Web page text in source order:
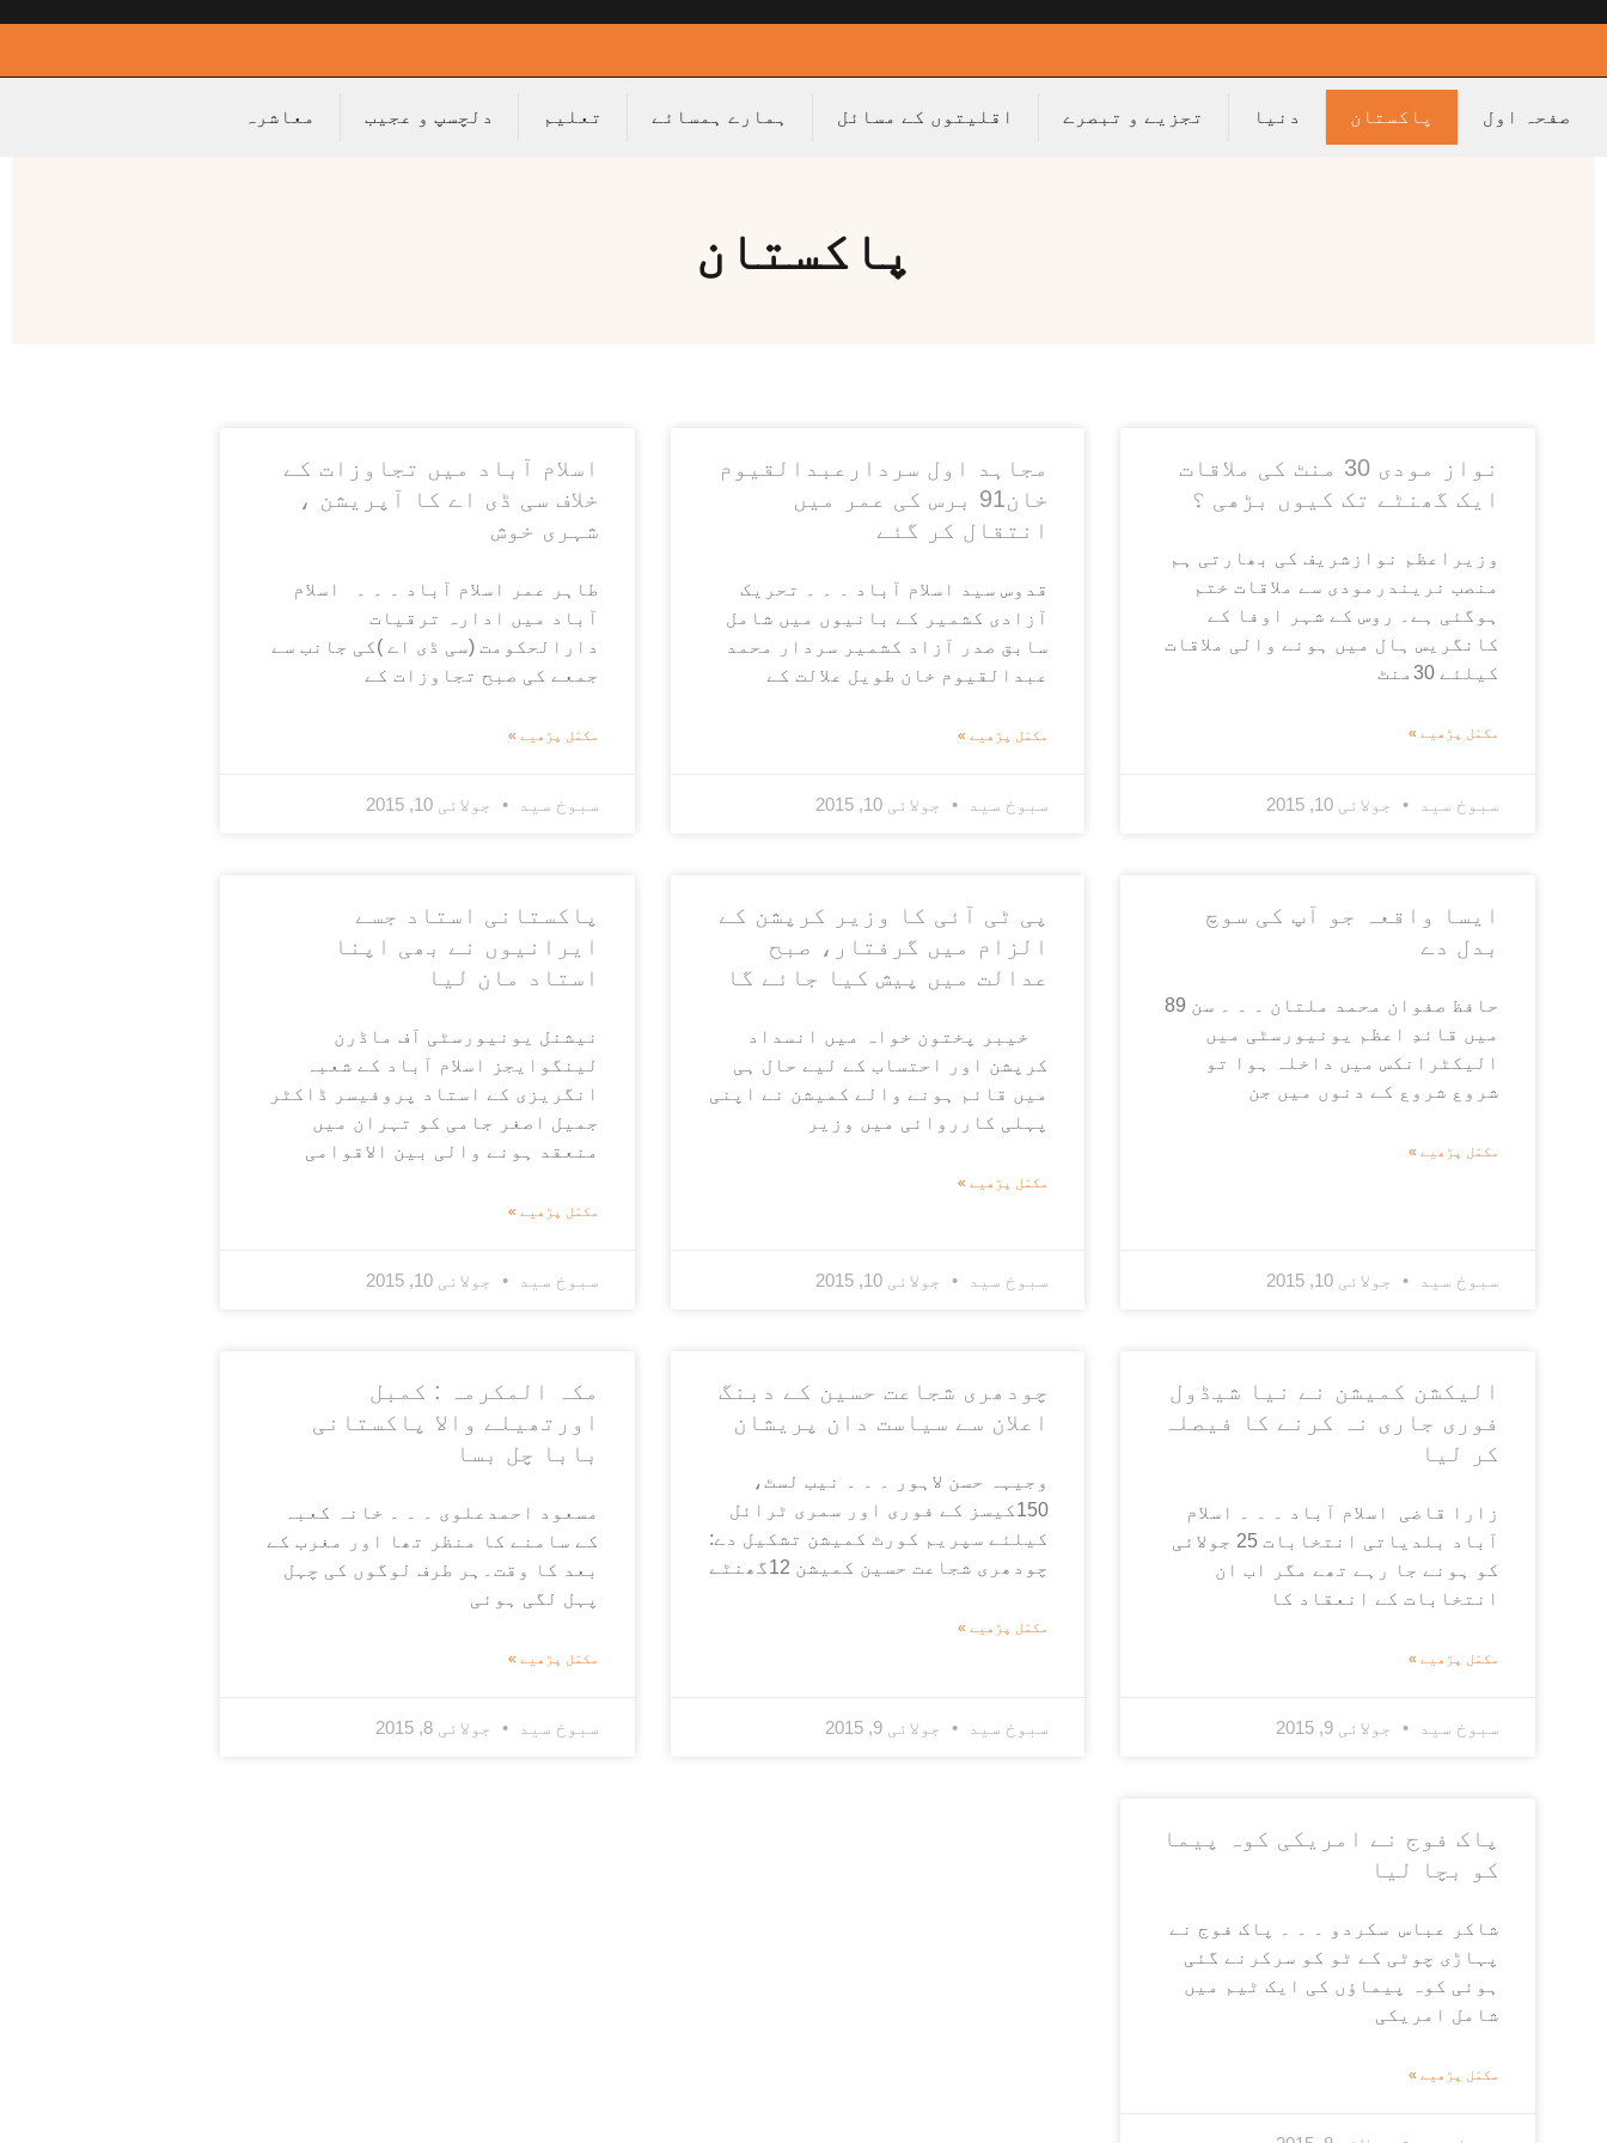
صفحہ اول پاکستان دنیا تجزیے و تبصرے اقلیتوں کے مسائل ہمارے ہمسائے تعلیم دلچسپ و عجیب معاشرہ
پاکستان
نواز مودی 30 منٹ کی ملاقات
ایک گھنٹے تک کیوں بڑھی ؟
وزیراعظم نوازشریف کی بھارتی ہم
منصب نریندرمودی سے ملاقات ختم
ہوگئی ہے۔ روس کے شہر اوفا کے
کانگریس ہال میں ہونے والی ملاقات
کیلئے 30منٹ
مکمّل پڑھیے »
سبوخ سید جولائی 10, 2015
مجاہد اول سردارعبدالقیوم
خان91 برس کی عمر میں
انتقال کر گئے
قدوس سید اسلام آباد ۔ ۔ ۔ تحریک
آزادی کشمیر کے بانیوں میں شامل
سابق صدر آزاد کشمیر سردار محمد
عبدالقیوم خان طویل علالت کے
مکمّل پڑھیے »
سبوخ سید جولائی 10, 2015
اسلام آباد میں تجاوزات کے
خلاف سی ڈی اے کا آپریشن ،
شہری خوش
طاہر عمر اسلام آباد ۔ ۔ ۔ اسلام
آباد میں ادارہ ترقیات
دارالحکومت (سی ڈی اے )کی جانب سے
جمعے کی صبح تجاوزات کے
مکمّل پڑھیے »
سبوخ سید جولائی 10, 2015
ایسا واقعہ جو آپ کی سوچ
بدل دے
حافظ صفوان محمد ملتان ۔ ۔ ۔ سن 89
میں قائدِ اعظم یونیورسٹی میں
الیکٹرانکس میں داخلہ ہوا تو
شروع شروع کے دنوں میں جن
مکمّل پڑھیے »
سبوخ سید جولائی 10, 2015
پی ٹی آئی کا وزیر کرپشن کے
الزام میں گرفتار، صبح
عدالت میں پیش کیا جائے گا
خیبر پختون خواہ میں انسداد
کرپشن اور احتساب کے لیے حال ہی
میں قائم ہونے والے کمیشن نے اپنی
پہلی کارروائی میں وزیر
مکمّل پڑھیے »
سبوخ سید جولائی 10, 2015
پاکستانی استاد جسے
ایرانیوں نے بھی اپنا
استاد مان لیا
نیشنل یونیورسٹی آف ماڈرن
لینگوایجز اسلام آباد کے شعبہ
انگریزی کے استاد پروفیسر ڈاکٹر
جمیل اصغر جامی کو تہران میں
منعقد ہونے والی بین الاقوامی
مکمّل پڑھیے »
سبوخ سید جولائی 10, 2015
الیکشن کمیشن نے نیا شیڈول
فوری جاری نہ کرنے کا فیصلہ
کر لیا
زارا قاضی اسلام آباد ۔ ۔ ۔ اسلام
آباد بلدیاتی انتخابات 25 جولائی
کو ہونے جا رہے تھے مگر اب ان
انتخابات کے انعقاد کا
مکمّل پڑھیے »
سبوخ سید جولائی 9, 2015
چودھری شجاعت حسین کے دبنگ
اعلان سے سیاست دان پریشان
وجیہہ حسن لاہور ۔ ۔ ۔ نیب لسٹ،
150کیسز کے فوری اور سمری ٹرائل
کیلئے سپریم کورٹ کمیشن تشکیل دے:
چودھری شجاعت حسین کمیشن 12گھنٹے
مکمّل پڑھیے »
سبوخ سید جولائی 9, 2015
مکہ المکرمہ : کمبل
اورتھیلے والا پاکستانی
بابا چل بسا
مسعود احمدعلوی ۔ ۔ ۔ خانہ کعبہ
کے سامنے کا منظر تھا اور مغرب کے
بعد کا وقت۔ہر طرف لوگوں کی چہل
پہل لگی ہوئی
مکمّل پڑھیے »
سبوخ سید جولائی 8, 2015
پاک فوج نے امریکی کوہ پیما
کو بچا لیا
شاکر عباس سکردو ۔ ۔ ۔ پاک فوج نے
پہاڑی چوٹی کے ٹو کو سرکرنے گئی
ہوئی کوہ پیماؤں کی ایک ٹیم میں
شامل امریکی
مکمّل پڑھیے »